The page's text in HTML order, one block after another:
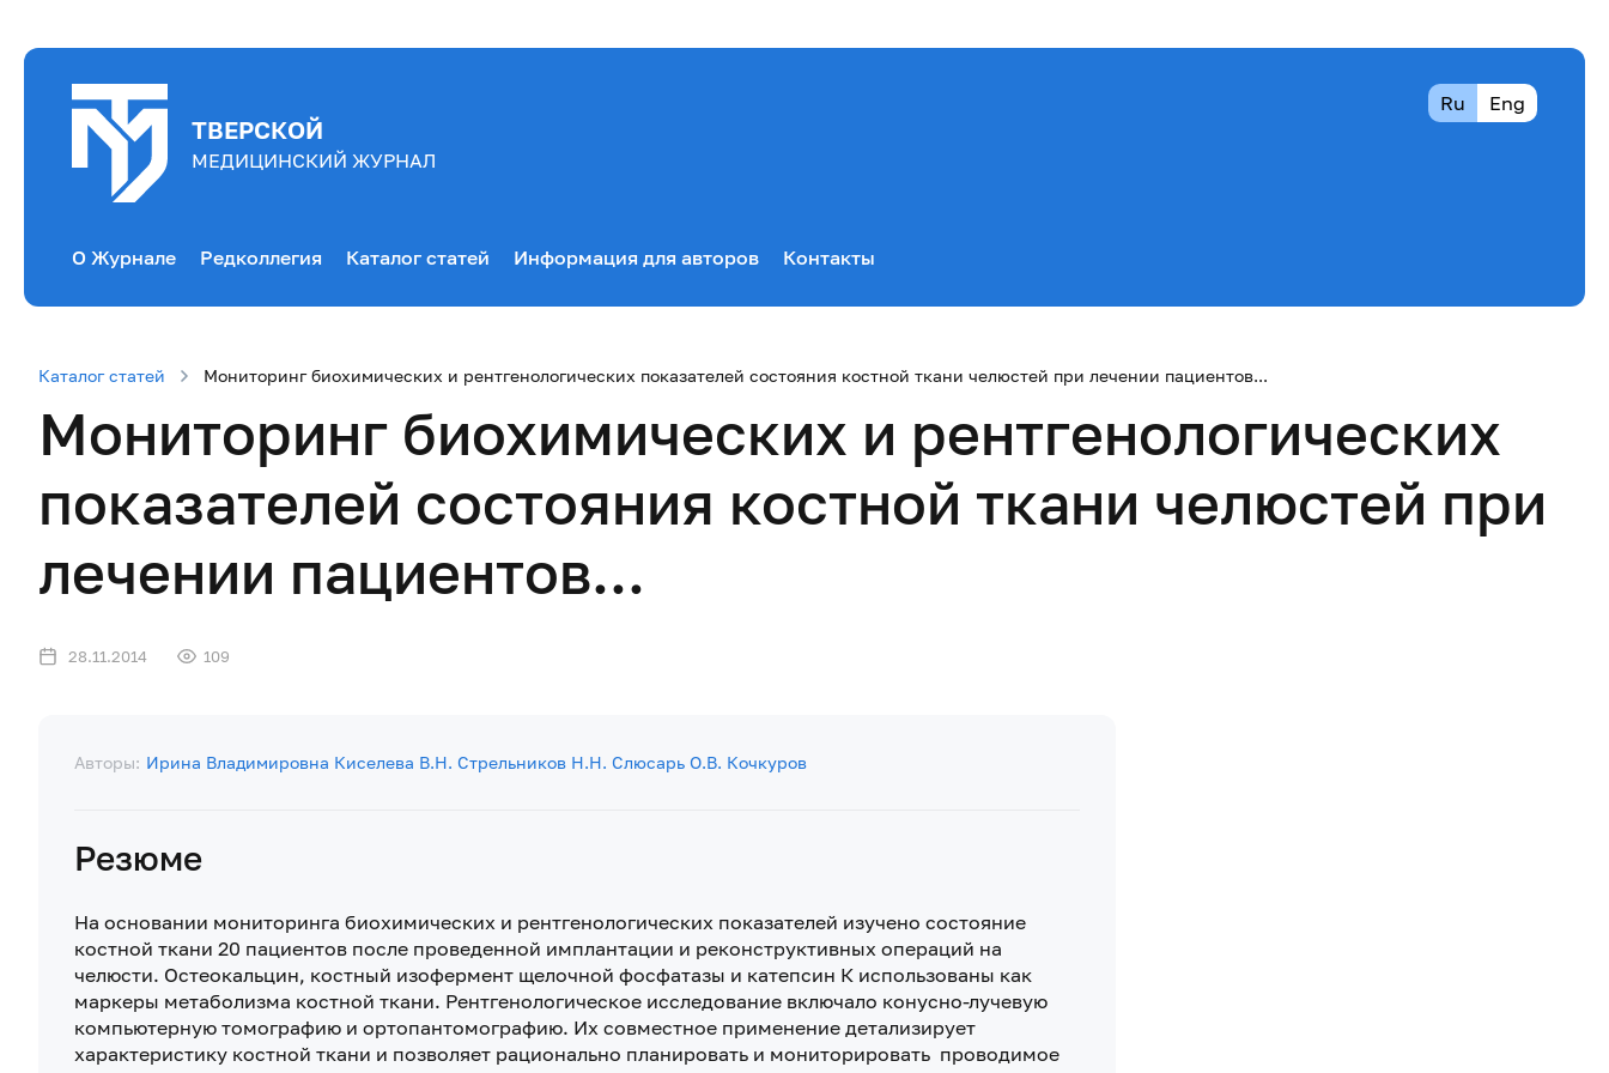
ТВЕРСКОЙ
МЕДИЦИНСКИЙ ЖУРНАЛ
Ru Eng
О Журнале Редколлегия Каталог статей Информация для авторов Контакты
Каталог статей Мониторинг биохимических и рентгенологических показателей состояния костной ткани челюстей при лечении пациентов...
Мониторинг биохимических и рентгенологических
показателей состояния костной ткани челюстей при
лечении пациентов...
28.11.2014 109
Авторы: Ирина Владимировна Киселева В.Н. Стрельников Н.Н. Слюсарь О.В. Кочкуров
Резюме
На основании мониторинга биохимических и рентгенологических показателей изучено состояние
костной ткани 20 пациентов после проведенной имплантации и реконструктивных операций на
челюсти. Остеокальцин, костный изофермент щелочной фосфатазы и катепсин К использованы как
маркеры метаболизма костной ткани. Рентгенологическое исследование включало конусно-лучевую
компьютерную томографию и ортопантомографию. Их совместное применение детализирует
характеристику костной ткани и позволяет рационально планировать и мониторировать проводимое